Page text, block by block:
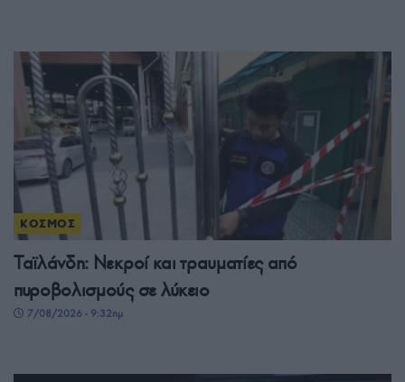
ΚΟΣΜΟΣ
Ταϊλάνδη: Νεκροί και τραυματίες από
πυροβολισμούς σε λύκειο
7/08/2026 - 9:32πμ